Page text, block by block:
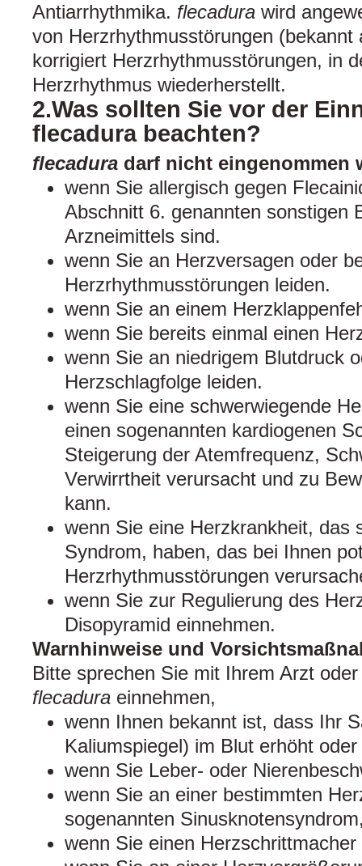
Antiarrhythmika. flecadura wird
von Herzrhythmusstörungen (bekannt
korrigiert Herzrhythmusstörungen, in
Herzrhythmus wiederherstellt.
2.Was sollten Sie vor der
flecadura beachten?
flecadura darf nicht eingenommen
wenn Sie allergisch gegen
Abschnitt 6. genannten sonstigen
Arzneimittels sind.
wenn Sie an Herzversagen oder
Herzrhythmusstörungen leiden.
wenn Sie an einem
wenn Sie bereits einmal einen
wenn Sie an niedrigem Blutdruck
Herzschlagfolge leiden.
wenn Sie eine schwerwiegende
einen sogenannten kardiogenen
Steigerung der Atemfrequenz,
Verwirrtheit verursacht und zu
kann.
wenn Sie eine Herzkrankheit, das
Syndrom, haben, das bei Ihnen
Herzrhythmusstörungen
wenn Sie zur Regulierung des
Disopyramid einnehmen.
Warnhinweise und
Bitte sprechen Sie mit Ihrem Arzt
flecadura einnehmen,
wenn Ihnen bekannt ist, dass Ihr
Kaliumspiegel) im Blut erhöht
wenn Sie Leber- oder
wenn Sie an einer bestimmten
sogenannten
wenn Sie einen Herzschrittmacher